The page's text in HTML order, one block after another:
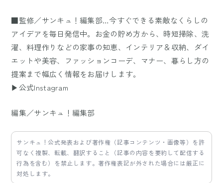
■監修／サンキュ！編集部…今すぐできる素敵なくらしの
アイデアを毎日発信中。お金の貯め方から、時短掃除、洗
濯、料理作りなどの家事の知恵、インテリア＆収納、ダイ
エットや美容、ファッションコーデ、マナー、暮らし方の
提案まで幅広く情報をお届けします。
▶公式Instagram
編集／サンキュ！編集部
サンキュ！公式発表および著作権（記事コンテンツ・画像等）を許
可なく複製、転載、翻訳すること（記事の内容を要約して配信する
行為を含む）を禁止します。著作権表記が外された場合には厳正に
対処します。